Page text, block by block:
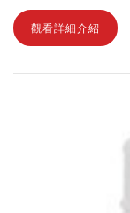
觀看詳細介紹